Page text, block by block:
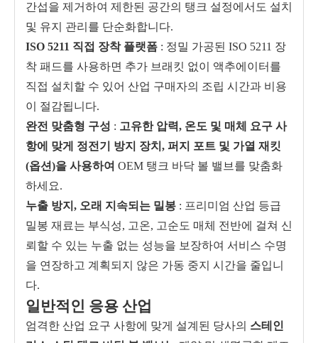
간섭을 제거하여 제한된 공간의 탱크 설정에서도 설치
및 유지 관리를 단순화합니다.
ISO 5211 직접 장착 플랫폼 : 정밀 가공된 ISO 5211 장
착 패드를 사용하면 추가 브래킷 없이 액추에이터를
직접 설치할 수 있어 산업 구매자의 조립 시간과 비용
이 절감됩니다.
완전 맞춤형 구성 : 고유한 압력, 온도 및 매체 요구 사
항에 맞게 정전기 방지 장치, 퍼지 포트 및 가열 재킷
(옵션)을 사용하여 OEM 탱크 바닥 볼 밸브를 맞춤화
하세요.
누출 방지, 오래 지속되는 밀봉 : 프리미엄 산업 등급
밀봉 재료는 부식성, 고온, 고순도 매체 전반에 걸쳐 신
뢰할 수 있는 누출 없는 성능을 보장하여 서비스 수명
을 연장하고 계획되지 않은 가동 중지 시간을 줄입니
다.
일반적인 응용 산업
엄격한 산업 요구 사항에 맞게 설계된 당사의 스테인